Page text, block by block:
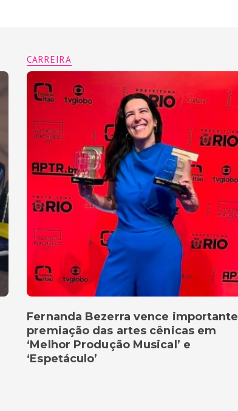
CARREIRA
Fernanda Bezerra vence importante
premiação das artes cênicas em
‘Melhor Produção Musical’ e
‘Espetáculo’